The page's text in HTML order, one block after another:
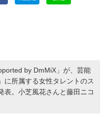
by DmMiX」が、芸能
に所属する女性タレントのス
表。小芝風花さんと藤田ニコ